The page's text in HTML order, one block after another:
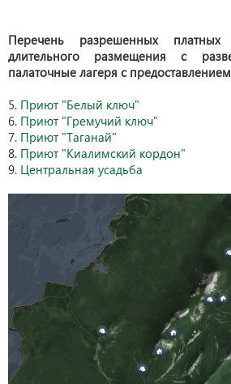
Перечень разрешенных платных
длительного размещения с
палаточные лагеря с предоставлением
5. Приют "Белый ключ"
6. Приют "Гремучий ключ"
7. Приют "Таганай"
8. Приют "Киалимский кордон"
9. Центральная усадьба